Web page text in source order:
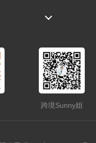
跨境Sunny姐